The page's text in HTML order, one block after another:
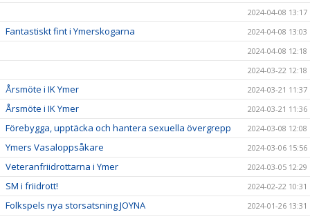
2024-04-08 13:17
Fantastiskt fint i Ymerskogarna
2024-04-08 13:03
2024-04-08 12:18
2024-03-22 12:18
Årsmöte i IK Ymer 2024-03-21 11:37
Årsmöte i IK Ymer 2024-03-21 11:36
Förebygga, upptäcka och hantera sexuella övergrepp 2024-03-08 12:08
Ymers Vasaloppsåkare 2024-03-06 15:56
Veteranfriidrottarna i Ymer 2024-03-05 12:29
SM i friidrott! 2024-02-22 10:31
Folkspels nya storsatsning JOYNA 2024-01-26 13:31